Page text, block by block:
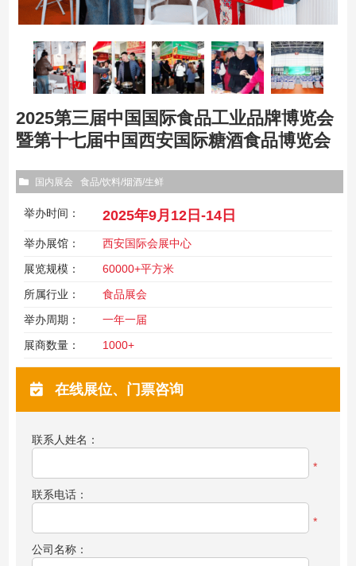
2025第三届中国国际食品工业品牌博览会
暨第十七届中国西安国际糖酒食品博览会
国内展会 食品/饮料/烟酒/生鲜
举办时间： 2025年9月12日-14日
举办展馆：
西安国际会展中心
展览规模：
60000+平方米
所属行业：
食品展会
举办周期：
一年一届
展商数量：
1000+
在线展位、门票咨询
联系人姓名：
*
联系电话：
*
公司名称：